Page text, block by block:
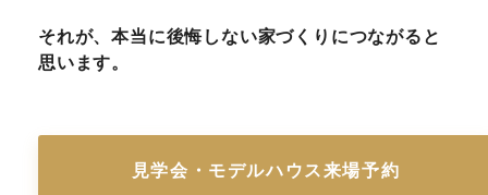
それが、本当に後悔しない家づくりにつながると
思います。
見学会・モデルハウス来場予約